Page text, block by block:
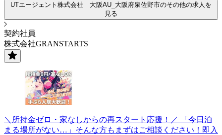
UTエージェント株式会社 大阪AU_大阪府泉佐野市のその他の求人を
見る
契約社員
株式会社GRANSTARTS
＼所持金ゼロ・家なしからの再スタート応援！／ 「今日泊
まる場所がない…」そんな方もまずはご相談ください！即入